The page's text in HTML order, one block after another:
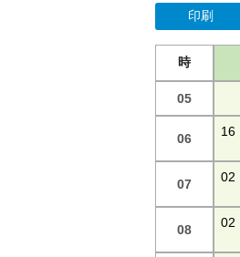
印刷
時
05
06 16
07 02
08 02